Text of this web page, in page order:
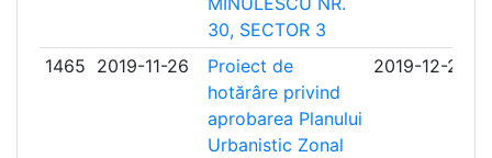
30, SECTOR 3
1465 2019-11-26
Proiect de
hotărâre privind
aprobarea Planului
Urbanistic Zonal
2019-12-27